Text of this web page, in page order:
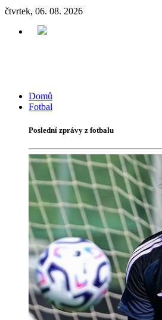
čtvrtek, 06. 08. 2026
Domů
Fotbal
Poslední zprávy z fotbalu